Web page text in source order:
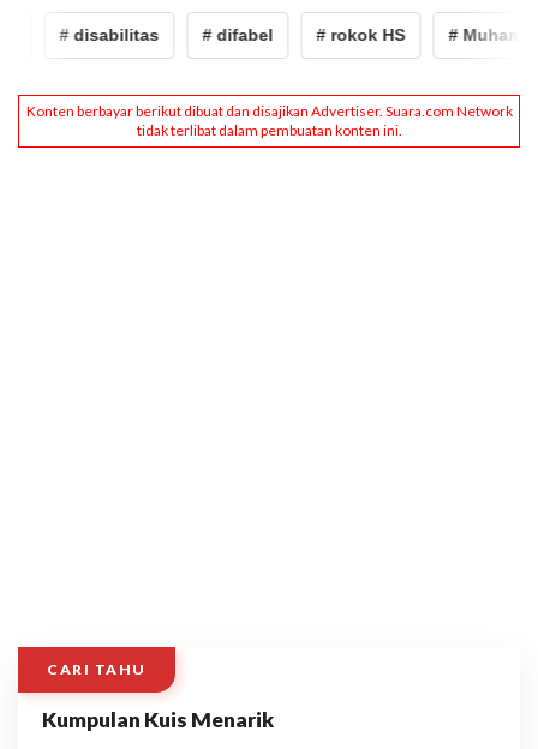
# disabilitas # difabel # rokok HS #
CARI TAHU
Kumpulan Kuis Menarik